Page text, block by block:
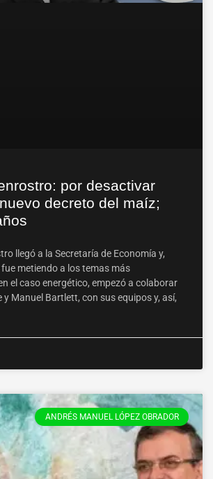
por desactivar
decreto del maíz;
llegó a la Secretaría de Economía y,
metiendo a los temas más
el caso energético, empezó a colaborar
y Manuel Bartlett, con sus equipos y, así,
ANDRÉS MANUEL LÓPEZ OBRADOR